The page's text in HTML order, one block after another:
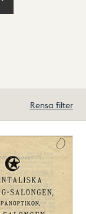
Rensa filter